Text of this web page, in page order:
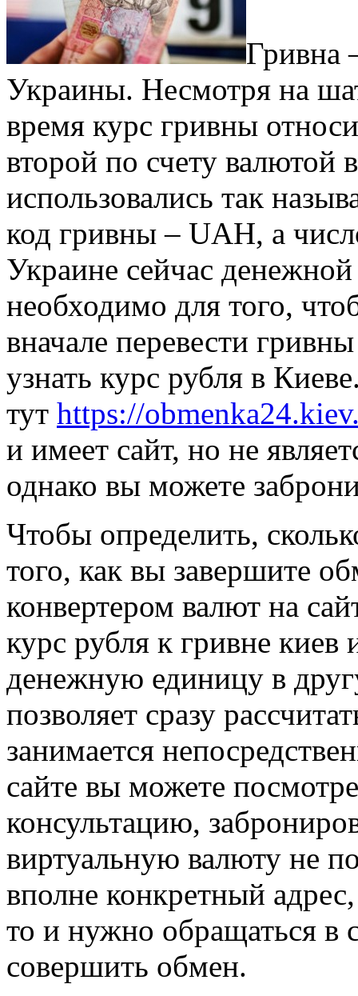
Гривна
Украины. Несмотря на
время курс гривны
второй по счету валютой
использовались так
код гривны – UAH, а
Украине сейчас
необходимо для того,
вначале перевести
узнать курс рубля в
тут https://
и имеет сайт, но не
однако вы можете
Чтобы определить,
того, как вы завершите
конвертером валют на
курс рубля к гривне киев
денежную единицу в
позволяет сразу
занимается
сайте вы можете
консультацию,
виртуальную валюту не
вполне конкретный
то и нужно обращаться в
совершить обмен.